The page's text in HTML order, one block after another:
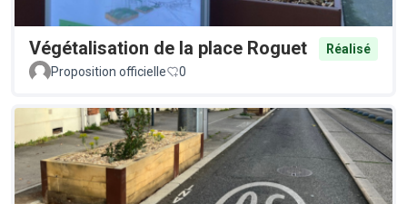
Végétalisation de la place Roguet
Réalisé
Proposition officielle
0